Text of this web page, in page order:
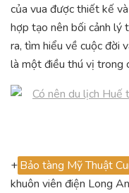
của vua được thiết kế
hợp tạo nên bối cảnh lý
ra, tìm hiểu về cuộc đời
là một điều thú vị trong
+Bảo tàng Mỹ Thuật
khuôn viên điện Long